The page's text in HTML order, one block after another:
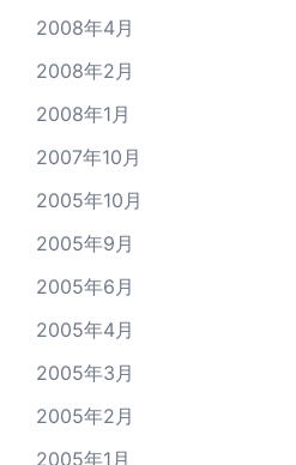
2008年4月
2008年2月
2008年1月
2007年10月
2005年10月
2005年9月
2005年6月
2005年4月
2005年3月
2005年2月
2005年1月